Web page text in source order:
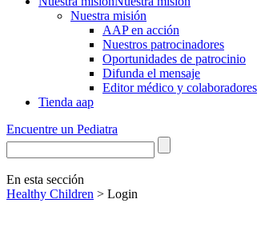
Nuestra misión
AAP en acción
Nuestros patrocinadores
Oportunidades de patrocinio
Difunda el mensaje
Editor médico y colaboradores
Tienda aap
Encuentre un Pediatra
En esta sección
Healthy Children > Login